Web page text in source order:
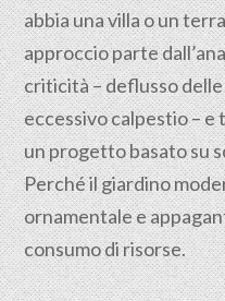
abbia una villa o un
approccio parte
criticità – deflusso
eccessivo calpestio – e
un progetto basato su
Perché il giardino
ornamentale e
consumo di risorse.